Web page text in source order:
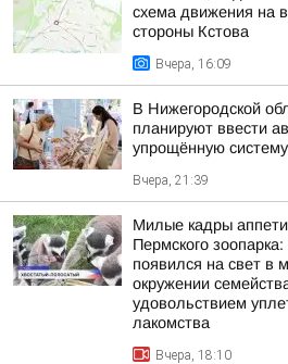
схема движения на
стороны Кстова
Вчера, 16:09
В Нижегородской
планируют ввести
упрощённую
Вчера, 21:39
Милые кадры
Пермского
появился на свет в
окружении
удовольствием
лакомства
Вчера, 18:10